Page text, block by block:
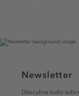
Newsletter
Descubra tudo